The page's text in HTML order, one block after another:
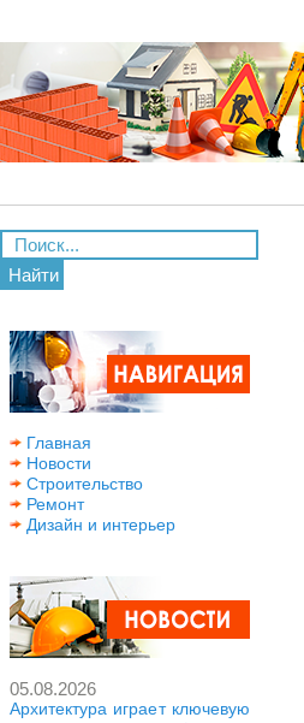
Найти
Главная
Новости
Строительство
Ремонт
Дизайн и интерьер
05.08.2026
Архитектура играет ключевую